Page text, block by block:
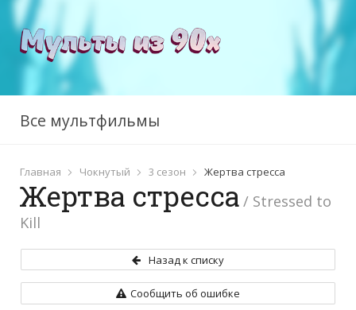
Все мультфильмы
Главная Чокнутый 3 сезон Жертва стресса
Жертва стресса / Stressed to
Kill
Назад к списку
Сообщить об ошибке